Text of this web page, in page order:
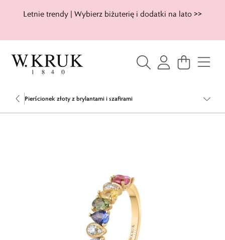
Letnie trendy | Wybierz biżuterię i dodatki na lato >>
Pierścionek złoty z brylantami i szafirami